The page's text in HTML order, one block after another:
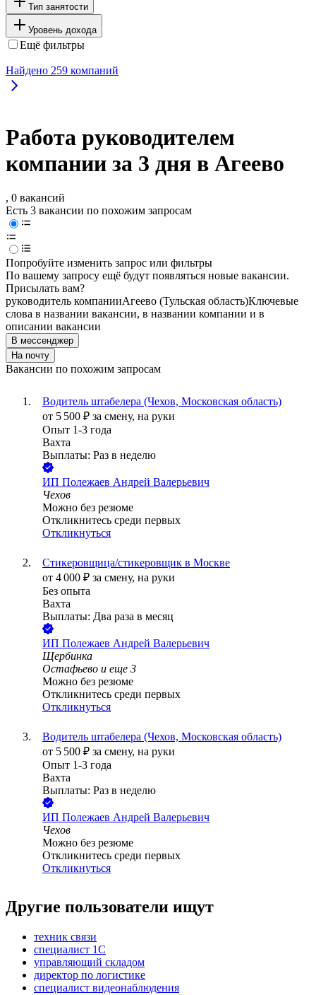
Тип занятости
Уровень дохода
Ещё фильтры
Найдено 259 компаний
Работа руководителем
компании за 3 дня в Агеево
, 0 вакансий
Есть 3 вакансии по похожим запросам
Попробуйте изменить запрос или фильтры
По вашему запросу ещё будут появляться новые вакансии.
Присылать вам?
руководитель компанииАгеево (Тульская область)Ключевые
слова в названии вакансии, в названии компании и в
описании вакансии
В мессенджер
На почту
Вакансии по похожим запросам
Водитель штабелера (Чехов, Московская область)
от 5 500 ₽ за смену, на руки
Опыт 1-3 года
Вахта
Выплаты: Раз в неделю
ИП Полежаев Андрей Валерьевич
Чехов
Можно без резюме
Откликнитесь среди первых
Откликнуться
Стикеровщица/стикеровщик в Москве
от 4 000 ₽ за смену, на руки
Без опыта
Вахта
Выплаты: Два раза в месяц
ИП Полежаев Андрей Валерьевич
Щербинка
Остафьево и еще 3
Можно без резюме
Откликнитесь среди первых
Откликнуться
Водитель штабелера (Чехов, Московская область)
от 5 500 ₽ за смену, на руки
Опыт 1-3 года
Вахта
Выплаты: Раз в неделю
ИП Полежаев Андрей Валерьевич
Чехов
Можно без резюме
Откликнитесь среди первых
Откликнуться
Другие пользователи ищут
техник связи
специалист 1С
управляющий складом
директор по логистике
специалист видеонаблюдения